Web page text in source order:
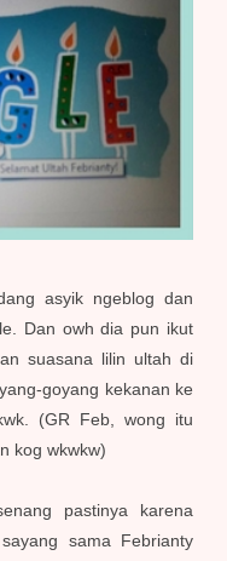
asyik ngeblog dan
Dan owh dia pun ikut
suasana lilin ultah di
goyang kekanan ke
(GR Feb, wong itu
kog wkwkw)
pastinya karena
sama Febrianty